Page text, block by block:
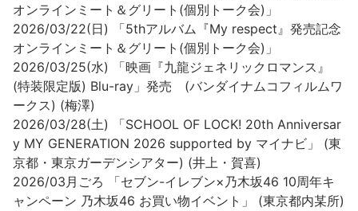
オンラインミート＆グリート(個別トーク会)」
2026/03/22(日) 「5thアルバム『My respect』発売記念
オンラインミート＆グリート(個別トーク会)」
2026/03/25(水) 「映画『九龍ジェネリックロマンス』
(特装限定版) Blu-ray」発売 (バンダイナムコフィルムワ
ークス) (梅澤)
2026/03/28(土) 「SCHOOL OF LOCK! 20th Anniversar
y MY GENERATION 2026 supported by マイナビ」 (東
京都・東京ガーデンシアター) (井上・賀喜)
2026/03月ごろ 「セブン-イレブン×乃木坂46 10周年キ
ャンペーン 乃木坂46 お買い物イベント」 (東京都内某所)